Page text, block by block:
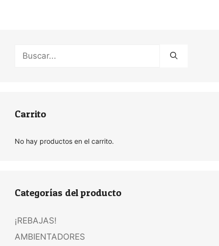
Carrito
No hay productos en el carrito.
Categorías del producto
¡REBAJAS!
AMBIENTADORES